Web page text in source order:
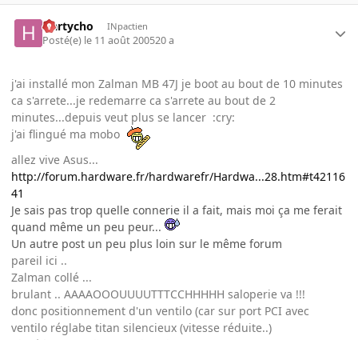
Hartycho INpactien
Posté(e) le 11 août 200520 a
j'ai installé mon Zalman MB 47J je boot au bout de 10 minutes
ca s'arrete...je redemarre ca s'arrete au bout de 2
minutes...depuis veut plus se lancer :cry:
j'ai flingué ma mobo
allez vive Asus...
http://forum.hardware.fr/hardwarefr/Hardwa...28.htm#t42116
41
Je sais pas trop quelle connerie il a fait, mais moi ça me ferait
quand même un peu peur...
Un autre post un peu plus loin sur le même forum
pareil ici ..
Zalman collé ...
brulant .. AAAAOOOUUUUTTTCCHHHHH saloperie va !!!
donc positionnement d'un ventilo (car sur port PCI avec
ventilo réglabe titan silencieux (vitesse réduite..)